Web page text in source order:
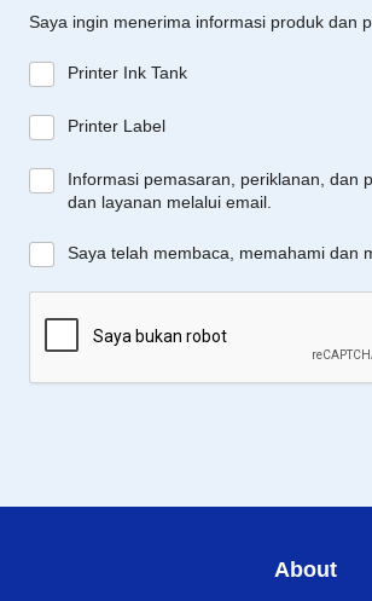
Saya ingin menerima informasi produk dan
Printer Ink Tank
Printer Label
Informasi pemasaran, periklanan, dan
dan layanan melalui email.
Saya telah membaca, memahami dan
About